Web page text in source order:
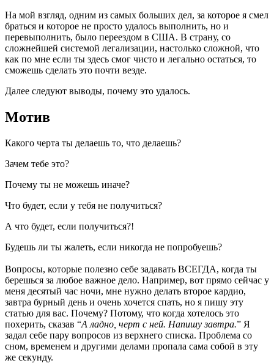
На мой взгляд, одним из самых больших дел, за которое я смел
браться и которое не просто удалось выполнить, но и
перевыполнить, было переездом в США. В страну, со
сложнейшей системой легализации, настолько сложной, что
как по мне если ты здесь смог чисто и легально остаться, то
сможешь сделать это почти везде.
Далее следуют выводы, почему это удалось.
Мотив
Какого черта ты делаешь то, что делаешь?
Зачем тебе это?
Почему ты не можешь иначе?
Что будет, если у тебя не получиться?
А что будет, если получиться?!
Будешь ли ты жалеть, если никогда не попробуешь?
Вопросы, которые полезно себе задавать ВСЕГДА, когда ты
берешься за любое важное дело. Например, вот прямо сейчас у
меня десятый час ночи, мне нужно делать второе кардио,
завтра бурный день и очень хочется спать, но я пишу эту
статью для вас. Почему? Потому, что когда хотелось это
похерить, сказав “А ладно, черт с ней. Напишу завтра.” Я
задал себе пару вопросов из верхнего списка. Проблема со
сном, временем и другими делами пропала сама собой в эту
же секунду.